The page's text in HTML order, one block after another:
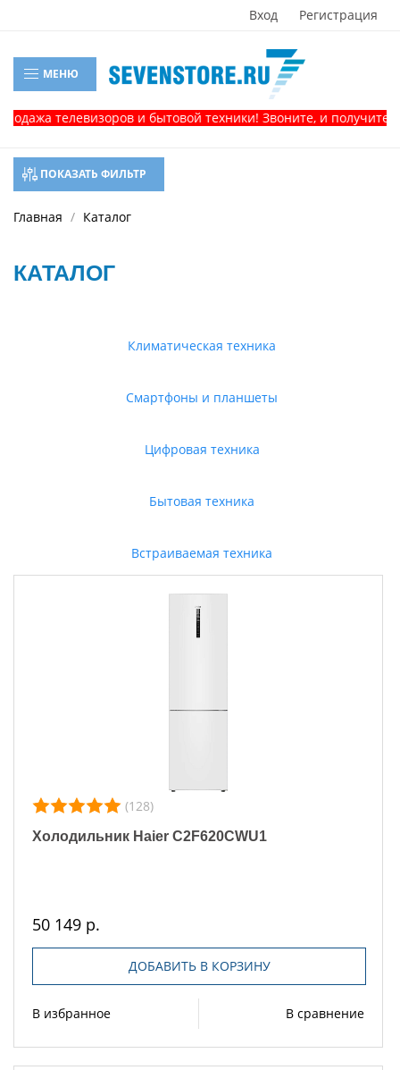
Вход Регистрация
МЕНЮ
и бытовой техники! Звоните, и получите
ПОКАЗАТЬ ФИЛЬТР
Главная Каталог
КАТАЛОГ
Климатическая техника
Смартфоны и планшеты
Цифровая техника
Бытовая техника
Встраиваемая техника
(128)
Холодильник Haier C2F620CWU1
50 149 р.
ДОБАВИТЬ В КОРЗИНУ
В избранное В сравнение